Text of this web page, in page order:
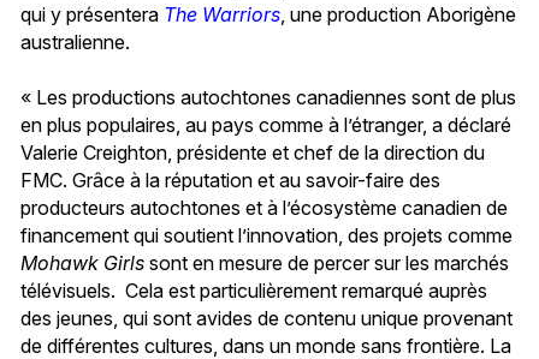
qui y présentera The Warriors , une production Aborigène
australienne.
« Les productions autochtones canadiennes sont de plus
en plus populaires, au pays comme à l’étranger, a déclaré
Valerie Creighton, présidente et chef de la direction du
FMC. Grâce à la réputation et au savoir-faire des
producteurs autochtones et à l’écosystème canadien de
financement qui soutient l’innovation, des projets comme
Mohawk Girls sont en mesure de percer sur les marchés
télévisuels. Cela est particulièrement remarqué auprès
des jeunes, qui sont avides de contenu unique provenant
de différentes cultures, dans un monde sans frontière. La